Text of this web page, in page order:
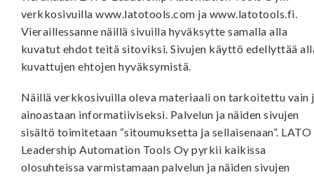
verkkosivuilla www.latotools.com ja www.latotools.fi.
Vieraillessanne näillä sivuilla hyväksytte samalla alla
kuvatut ehdot teitä sitoviksi. Sivujen käyttö edellyttää
kuvattujen ehtojen hyväksymistä.
Näillä verkkosivuilla oleva materiaali on tarkoitettu vain
ainoastaan informatiiviseksi. Palvelun ja näiden sivujen
sisältö toimitetaan “sitoumuksetta ja sellaisenaan”. LATO
Leadership Automation Tools Oy pyrkii kaikissa
olosuhteissa varmistamaan palvelun ja näiden sivujen